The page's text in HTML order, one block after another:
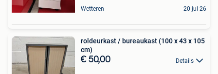
Wetteren 20 jul 26
roldeurkast / bureaukast (100 x 43 x 105
cm)
€ 50,00 Details